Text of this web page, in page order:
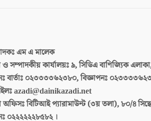
এম এ মালেক
ও সম্পাদকীয় কার্যালয়ঃ৯, সিডিএ বাণিজ্যিক
বার্তাঃ ০২৩৩৩৩৬২৩৮০, বিজ্ঞাপনঃ
azadi@dainikazadi.net
অফিসঃবিটিআই প্যারামাউন্ট (৩য় তলা), ৮০/৪
০২২২২২২৮৫৮২ ।